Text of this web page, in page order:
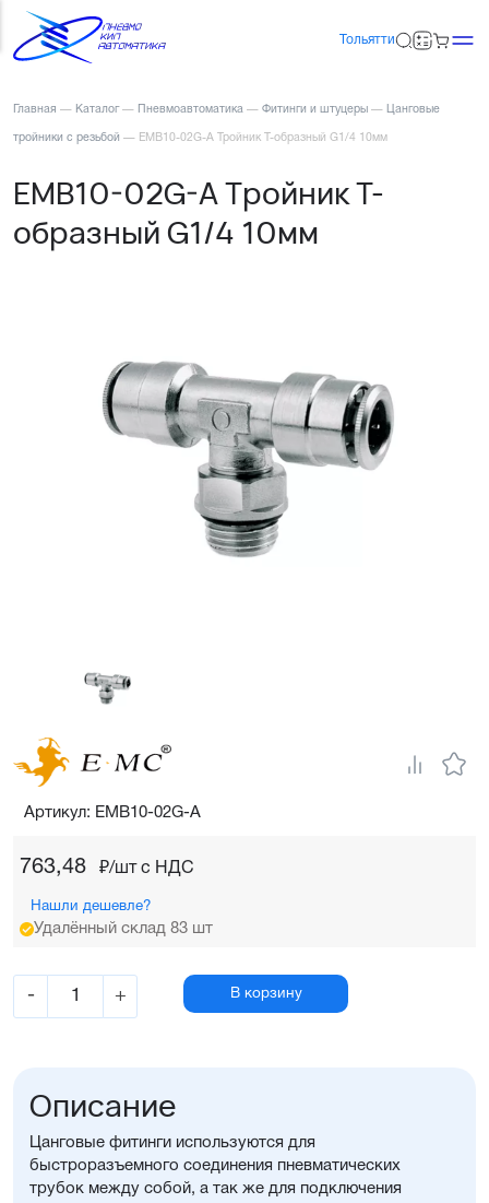
Тольятти
Главная — Каталог — Пневмоавтоматика — Фитинги и штуцеры — Цанговые
тройники с резьбой — EMB10-02G-A Тройник Т-образный G1/4 10мм
EMB10-02G-A Тройник Т-
образный G1/4 10мм
763,48 ₽/шт c НДС
Нашли дешевле?
Удалённый склад 83 шт
- + В корзину
Артикул: EMB10-02G-A
Описание
Цанговые фитинги используются для
быстроразъемного соединения пневматических
трубок между собой, а так же для подключения